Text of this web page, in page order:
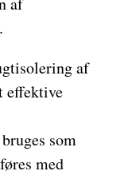
af
effektive
som
med